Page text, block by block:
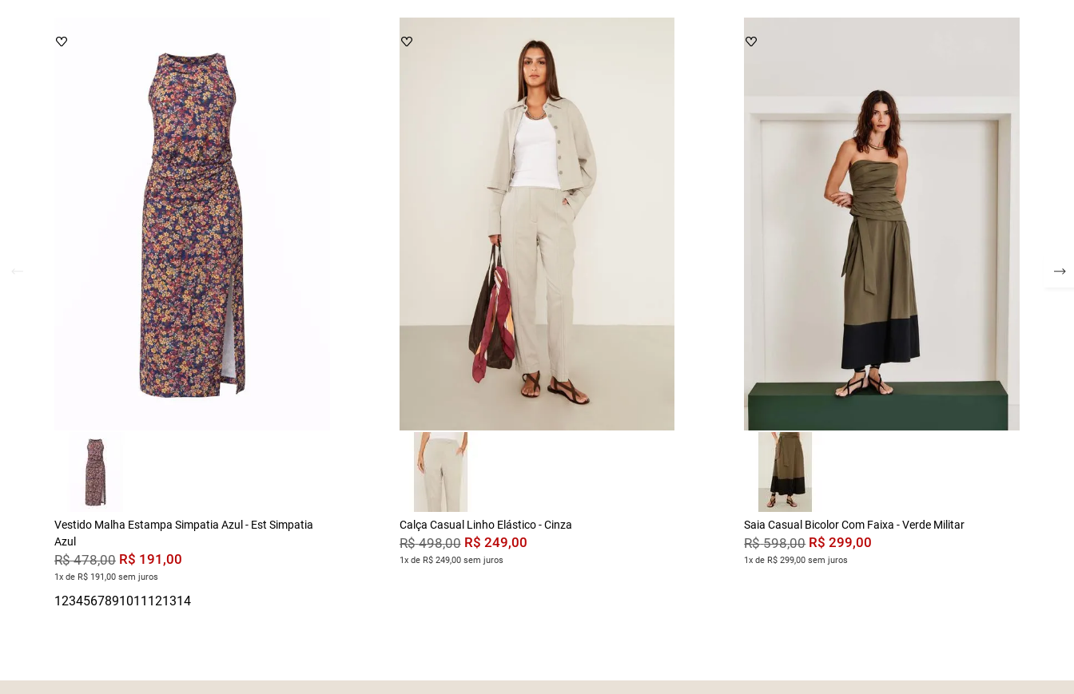
Vestido Malha Estampa Simpatia Azul - Est Simpatia
Azul
R$ 478,00 R$ 191 ,00
1x de R$ 191,00 sem juros
Calça Casual Linho Elástico - Cinza
R$ 498,00 R$ 249,00
1x de R$ 249,00 sem juros
Saia Casual Bicolor Com Faixa - Verde Militar
R$ 598,00 R$ 299,00
1x de R$ 299,00 sem juros